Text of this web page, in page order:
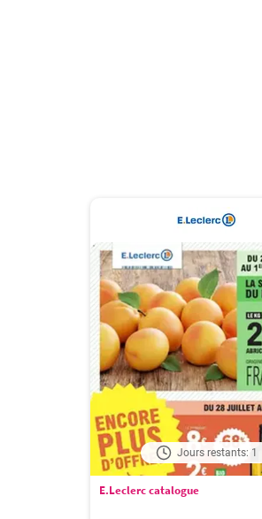
Jours restants: 1
E.Leclerc catalogue